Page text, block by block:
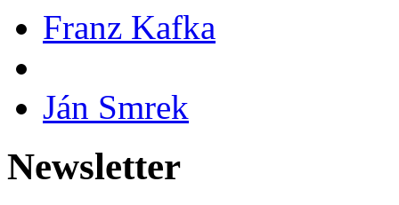
Franz Kafka
Ján Smrek
Newsletter